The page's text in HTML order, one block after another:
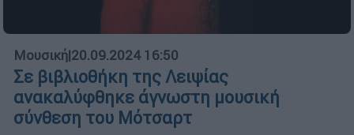
Μουσική|20.09.2024 16:50
Σε βιβλιοθήκη της Λειψίας
ανακαλύφθηκε άγνωστη μουσική
σύνθεση του Μότσαρτ